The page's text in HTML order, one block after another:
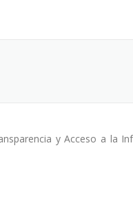
y Acceso a la